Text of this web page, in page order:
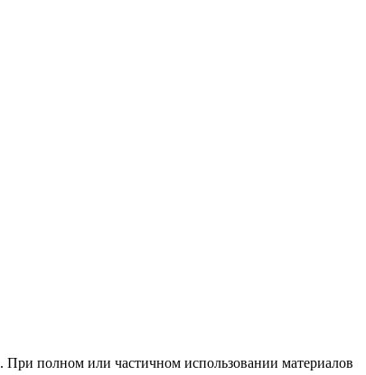
При полном или частичном использовании материалов